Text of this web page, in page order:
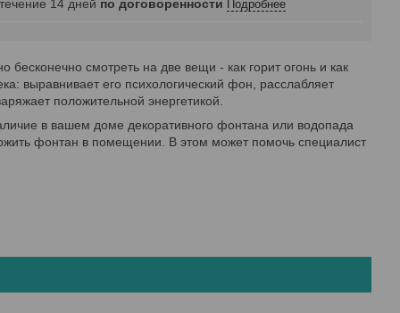
14 дней по договоренности Подробнее
смотреть на две вещи - как горит огонь и как
выравнивает его психологический фон, расслабляет
положительной энергетикой.
в вашем доме декоративного фонтана или водопада
фонтан в помещении. В этом может помочь специалист